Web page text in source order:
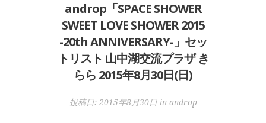
androp「SPACE SHOWER
SWEET LOVE SHOWER 2015
-20th ANNIVERSARY-」セッ
トリスト 山中湖交流プラザ き
らら 2015年8月30日(日)
投稿日: 2015年8月30日in androp